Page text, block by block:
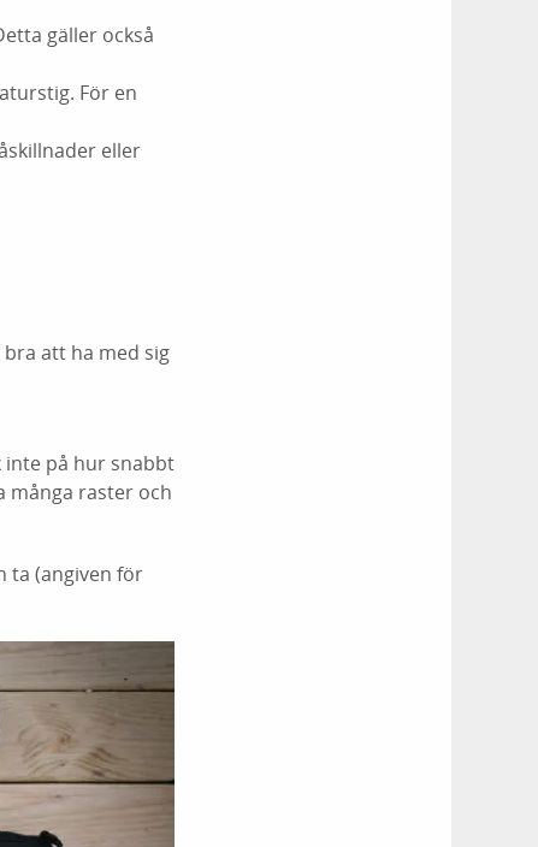
gäller också
För en
eller
bra att ha med sig
inte på hur snabbt
många raster och
ta (angiven för